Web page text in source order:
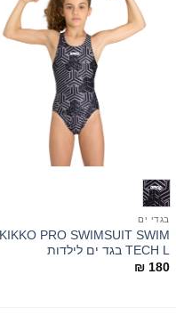
בגדי ים
KIKKO PRO SWIMSUIT SWIM
TECH L בגד ים לילדות
₪ 180